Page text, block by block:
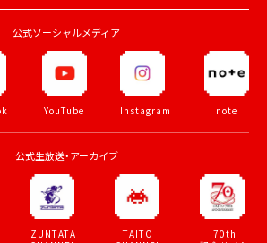
公式ソーシャルメディア
YouTube Instagram note
公式生放送・アーカイブ
ZUNTATA
TAITO
70th